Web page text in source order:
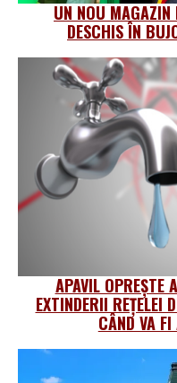
UN NOU
DESCHIS ÎN
APAVIL OPREȘTE
EXTINDERII REȚELEI
CÂND VA